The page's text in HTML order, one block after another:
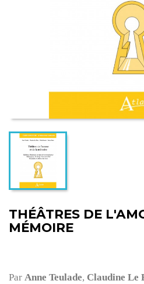
THÉÂTRES DE
MÉMOIRE
Par Anne Teulade, Claudine Le